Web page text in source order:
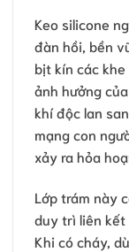
Keo silicone
đàn hồi, bền
bịt kín các
ảnh hưởng
khí độc lan
mạng con
xảy ra hỏa
Lớp trám này
duy trì liên kết
Khi có cháy,